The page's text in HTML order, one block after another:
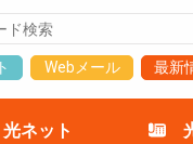
Webメール 最新
光ネット